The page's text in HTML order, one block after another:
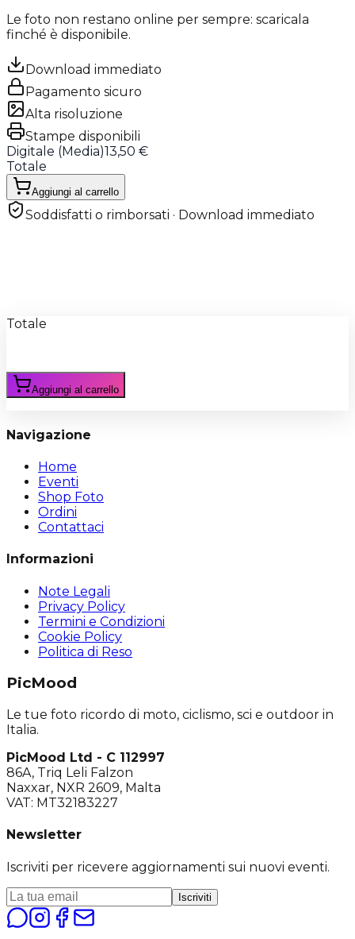
Le foto non restano online per sempre: scaricala
finché è disponibile.
Download immediato
Pagamento sicuro
Alta risoluzione
Stampe disponibili
Digitale (Media)13,50 €
Totale
Aggiungi al carrello
Soddisfatti o rimborsati · Download immediato
Totale
Aggiungi al carrello
Navigazione
Home
Eventi
Shop Foto
Ordini
Contattaci
Informazioni
Note Legali
Privacy Policy
Termini e Condizioni
Cookie Policy
Politica di Reso
PicMood
Le tue foto ricordo di moto, ciclismo, sci e outdoor in
Italia.
PicMood Ltd - C 112997
86A, Triq Leli Falzon
Naxxar, NXR 2609, Malta
VAT: MT32183227
Newsletter
Iscriviti per ricevere aggiornamenti sui nuovi eventi.
Iscriviti